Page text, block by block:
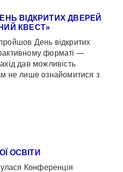
ВІДКРИТИХ ДВЕРЕЙ
КВЕСТ»
День відкритих
форматі —
дав можливість
не лише ознайомитися з
ОСВІТИ
Конференція